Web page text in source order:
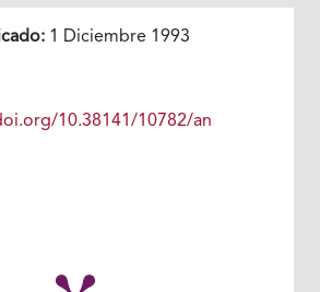
1 Diciembre 1993
10.38141/10782/an